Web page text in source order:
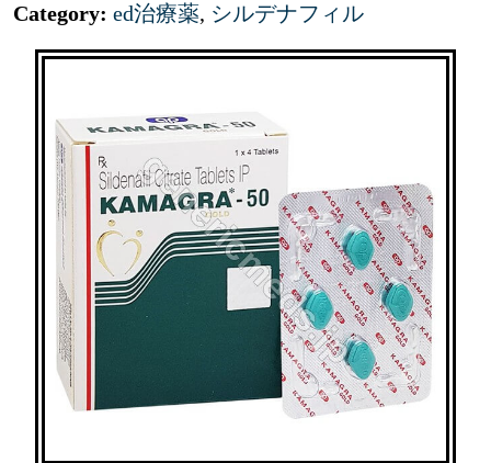
Category: ed治療薬, シルデナフィル